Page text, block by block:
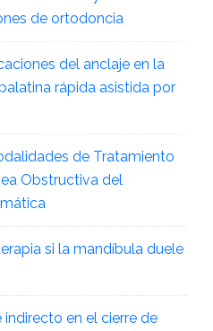
de ortodoncia
del anclaje en la
rápida asistida por
de Tratamiento
Obstructiva del
si la mandíbula duele
indirecto en el cierre de